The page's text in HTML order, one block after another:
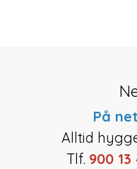
På
Alltid
Tlf. 900 13